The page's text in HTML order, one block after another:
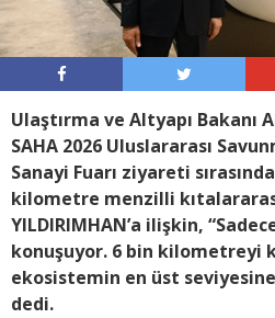
Ulaştırma ve Altyapı Bakanı
SAHA 2026 Uluslararası
Sanayi Fuarı ziyareti
kilometre menzilli
YILDIRIMHAN’a ilişkin,
konuşuyor. 6 bin kilometreyi
ekosistemin en üst
dedi.